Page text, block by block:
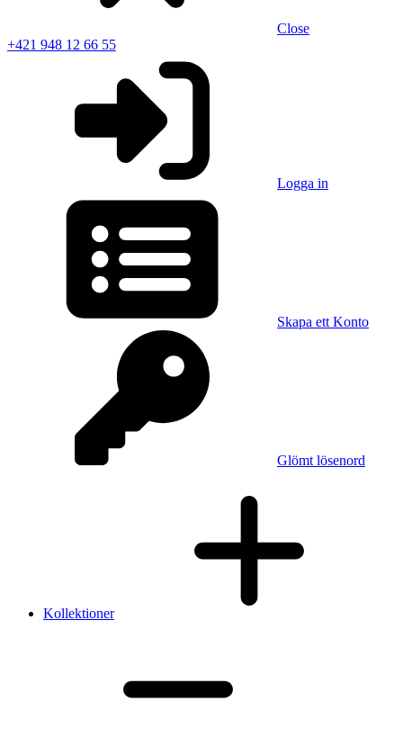
Close
+421 948 12 66 55
Logga in
Skapa ett Konto
Glömt lösenord
Kollektioner